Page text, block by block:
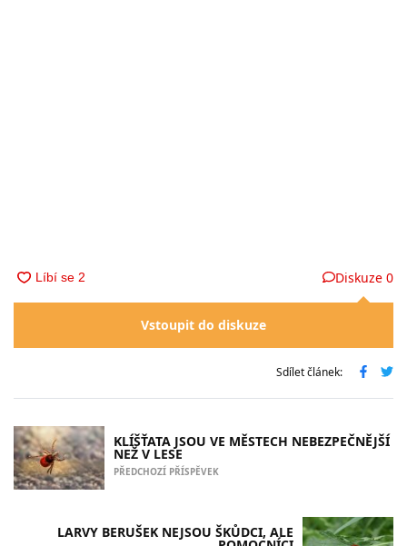
Diskuze 0
Vstoupit do diskuze
Sdílet článek:
KLÍŠŤATA JSOU VE MĚSTECH NEBEZPEČNĚJŠÍ
NEŽ V LESE
PŘEDCHOZÍ PŘÍSPĚVEK
LARVY BERUŠEK NEJSOU ŠKŮDCI, ALE